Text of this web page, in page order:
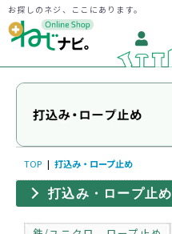
お探しのネジ、ここにあります。
TOP | 打込み・ロープ止め
打込み・ロープ止め